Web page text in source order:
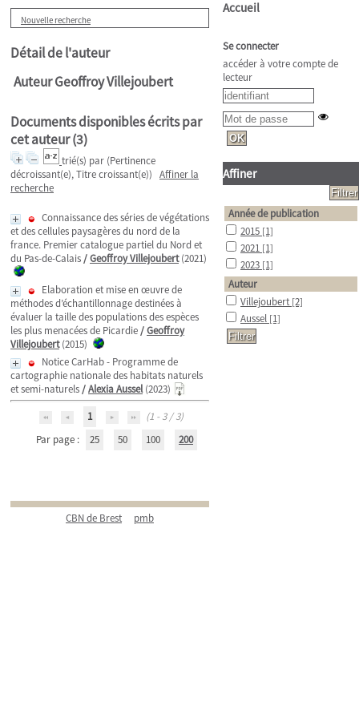
Nouvelle recherche
Détail de l'auteur
Auteur Geoffroy Villejoubert
Documents disponibles écrits par
cet auteur (3)
trié(s) par (Pertinence
décroissant(e), Titre croissant(e)) Affiner la
recherche
Connaissance des séries de végétations
et des cellules paysagères du nord de la
france. Premier catalogue partiel du Nord et
du Pas-de-Calais/Geoffroy Villejoubert(2021)
Elaboration et mise en œuvre de
méthodes d’échantillonnage destinées à
évaluer la taille des populations des espèces
les plus menacées de Picardie/Geoffroy
Villejoubert(2015)
Notice CarHab - Programme de
cartographie nationale des habitats naturels
et semi-naturels/Alexia Aussel(2023)
1
(1 - 3 / 3)
Par page :
25 50 100 200
CBN de Brest pmb
Accueil
Se connecter
accéder à votre compte de
lecteur
Affiner
Année de publication
2015 [1]
2021 [1]
2023 [1]
Auteur
Villejoubert [2]
Aussel [1]